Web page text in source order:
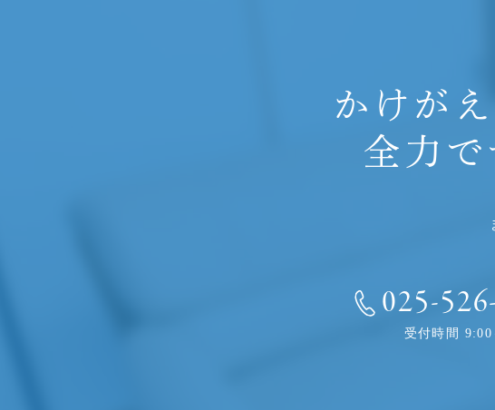
かけが
全力で
025-
受付時間 9:00